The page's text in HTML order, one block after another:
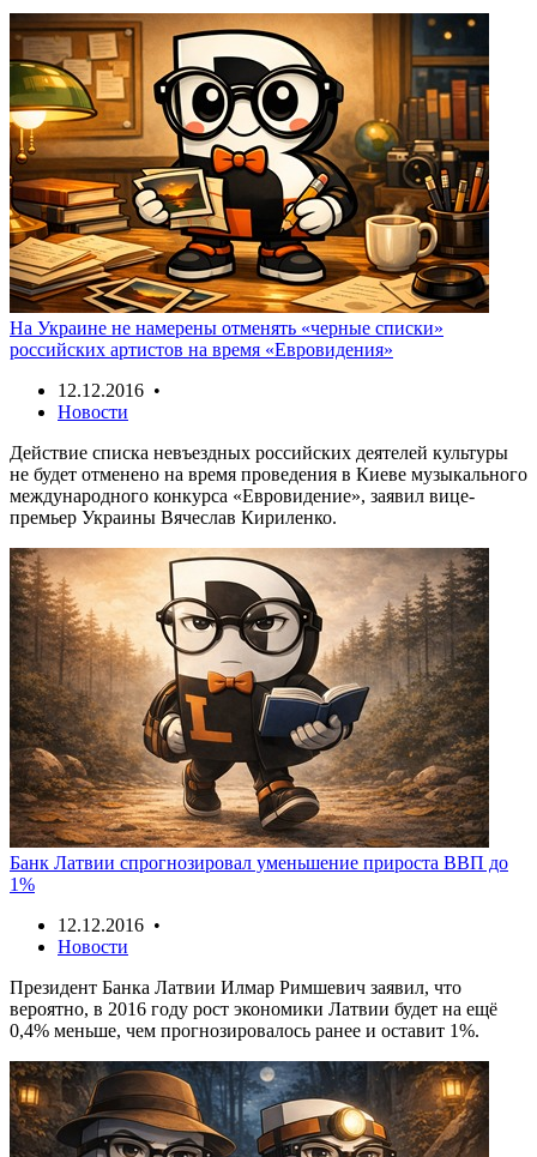
На Украине не намерены отменять «черные списки»
российских артистов на время «Евровидения»
12.12.2016 •
Новости
Действие списка невъездных российских деятелей культуры
не будет отменено на время проведения в Киеве музыкального
международного конкурса «Евровидение», заявил вице-
премьер Украины Вячеслав Кириленко.
Банк Латвии спрогнозировал уменьшение прироста ВВП до
1%
12.12.2016 •
Новости
Президент Банка Латвии Илмар Римшевич заявил, что
вероятно, в 2016 году рост экономики Латвии будет на ещё
0,4% меньше, чем прогнозировалось ранее и оставит 1%.